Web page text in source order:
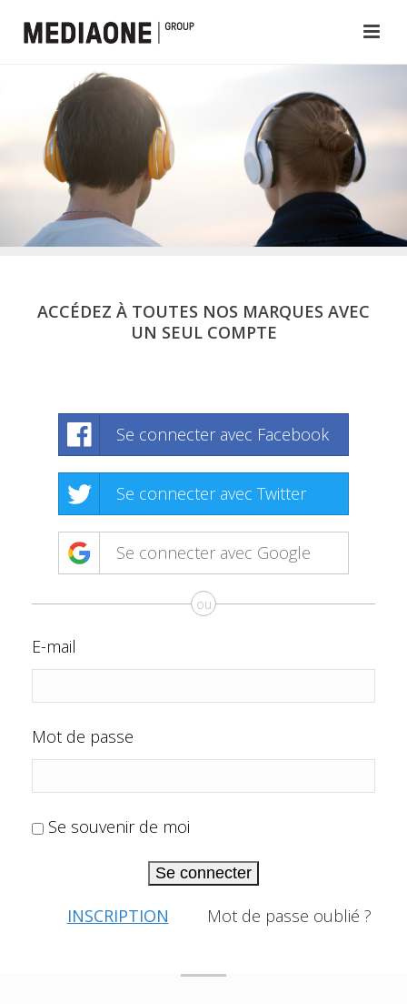
ACCÉDEZ À TOUTES NOS MARQUES AVEC
UN SEUL COMPTE
Se connecter avec Facebook
Se connecter avec Twitter
Se connecter avec Google
ou
E-mail
Mot de passe
Se souvenir de moi
Se connecter
INSCRIPTION Mot de passe oublié ?